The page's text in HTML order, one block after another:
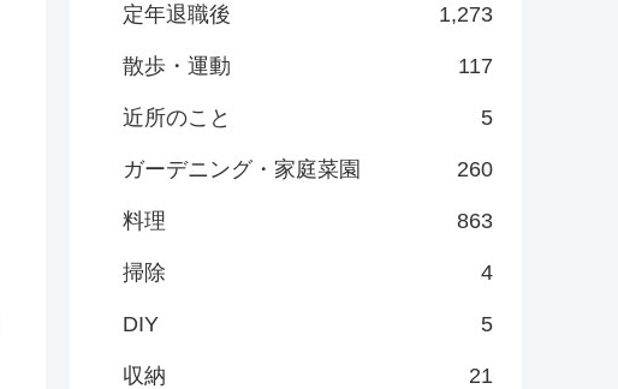
定年退職後 1,273
散歩・運動 117
近所のこと 5
ガーデニング・家庭菜園 260
料理 863
掃除 4
DIY 5
収納 21